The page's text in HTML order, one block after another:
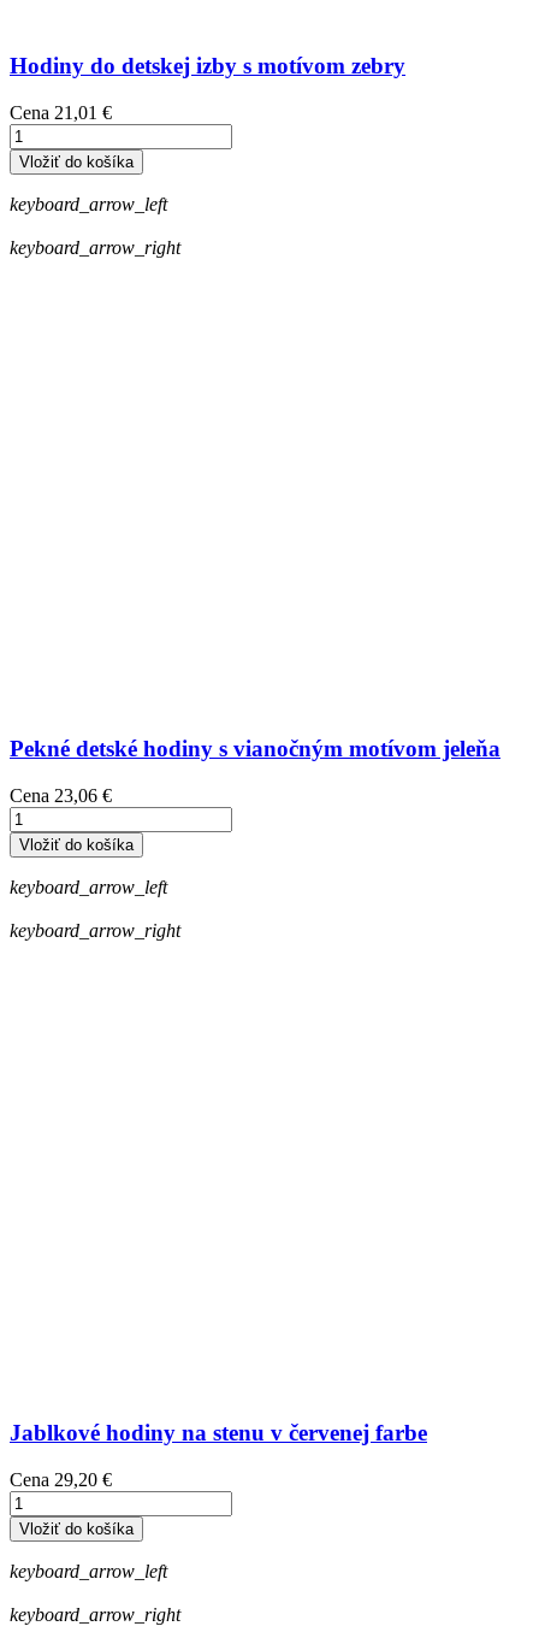
Hodiny do detskej izby s motívom zebry
Cena 21,01 €
Vložiť do košíka
keyboard_arrow_left
keyboard_arrow_right
Pekné detské hodiny s vianočným motívom jeleňa
Cena 23,06 €
Vložiť do košíka
keyboard_arrow_left
keyboard_arrow_right
Jablkové hodiny na stenu v červenej farbe
Cena 29,20 €
Vložiť do košíka
keyboard_arrow_left
keyboard_arrow_right